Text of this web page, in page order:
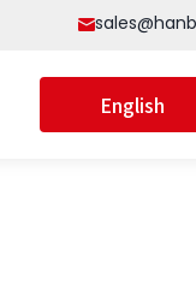
English